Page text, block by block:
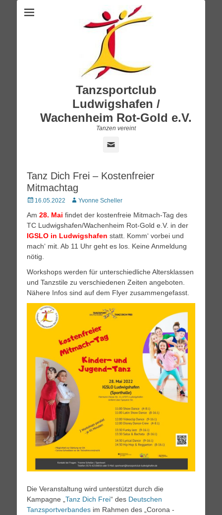
Tanzsportclub
Ludwigshafen /
Wachenheim Rot-Gold e.V.
Tanzen vereint
Tanz Dich Frei – Kostenfreier
Mitmachtag
Posted
16.05.2022 AutorYvonne Scheller
Am 28. Mai findet der kostenfreie Mitmach-Tag des
TC Ludwigshafen/Wachenheim Rot-Gold e.V. in der
IGSLO in Ludwigshafen statt. Komm‘ vorbei und
mach‘ mit. Ab 11 Uhr geht es los. Keine Anmeldung
nötig.
Workshops werden für unterschiedliche Altersklassen
und Tanzstile zu verschiedenen Zeiten angeboten.
Nähere Infos sind auf dem Flyer zusammengefasst.
Die Veranstaltung wird unterstützt durch die
Kampagne „ Tanz Dich Frei“ des Deutschen
Tanzsportverbandes im Rahmen des „Corona -